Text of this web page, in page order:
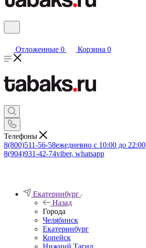
Отложенные 0 Корзина 0
Телефоны
8(800)511-56-58ежедневно с 10:00 до 22:00
8(904)931-42-74viber, whatsapp
Екатеринбург
Назад
Города
Челябинск
Екатеринбург
Копейск
Нижний Тагил